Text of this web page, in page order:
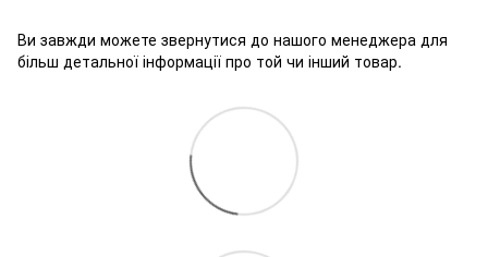
Ви завжди можете звернутися до нашого менеджера для
більш детальної інформації про той чи інший товар.